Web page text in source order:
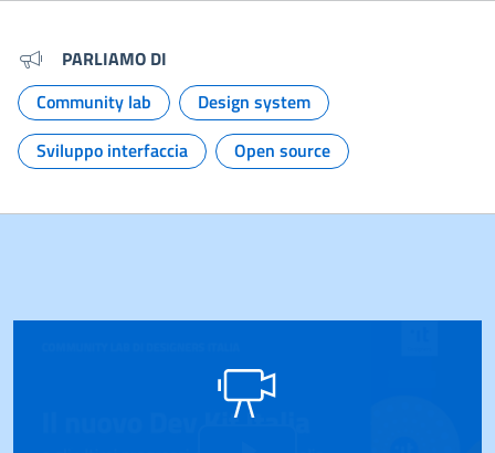
PARLIAMO DI
Argomento:
Community lab
Argomento:
Design system
Argomento:
Sviluppo interfaccia
Argomento:
Open source